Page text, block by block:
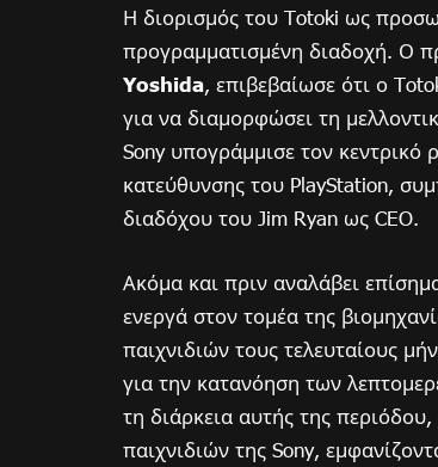
Η διορισμός του Totoki ως
προγραμματισμένη διαδοχή. Ο
Yoshida, επιβεβαίωσε ότι ο
για να διαμορφώσει τη
Sony υπογράμμισε τον κεντρικό
κατεύθυνσης του PlayStation,
διαδόχου του Jim Ryan ως CEO.
Ακόμα και πριν αναλάβει
ενεργά στον τομέα της
παιχνιδιών τους τελευταίους
για την κατανόηση των
τη διάρκεια αυτής της
παιχνιδιών της Sony,